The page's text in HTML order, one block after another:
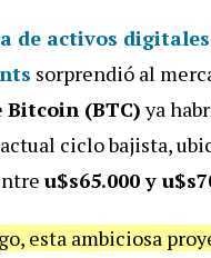
de activos digitales
sorprendió al
Bitcoin (BTC)ya
ciclo bajista,
u$s65.000 y
esta ambiciosa